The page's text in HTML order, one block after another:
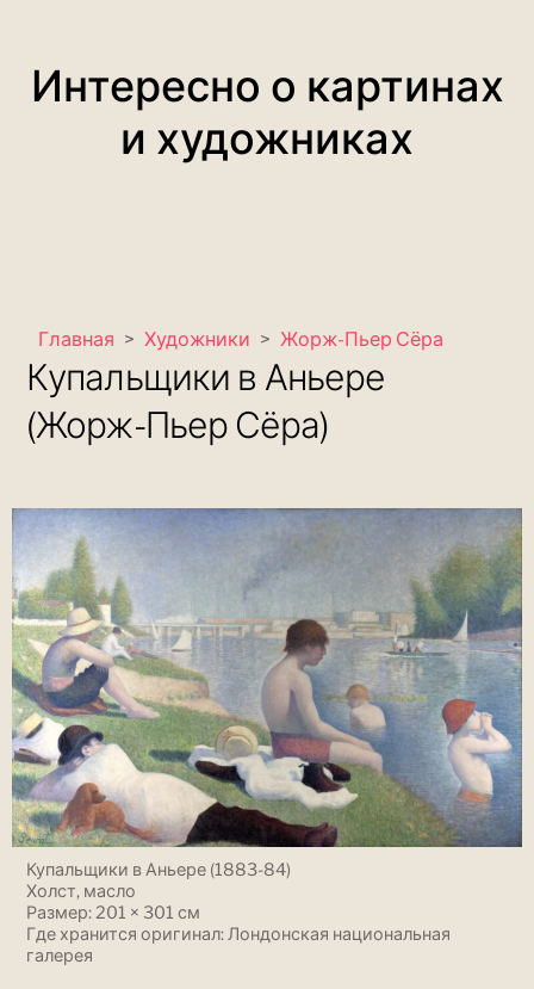
Интересно о картинах
и художниках
Главная > Художники > Жорж-Пьер Сёра
Купальщики в Аньере
(Жорж-Пьер Сёра)
Купальщики в Аньере (1883-84)
Холст, масло
Размер: 201 × 301 см
Где хранится оригинал: Лондонская национальная
галерея